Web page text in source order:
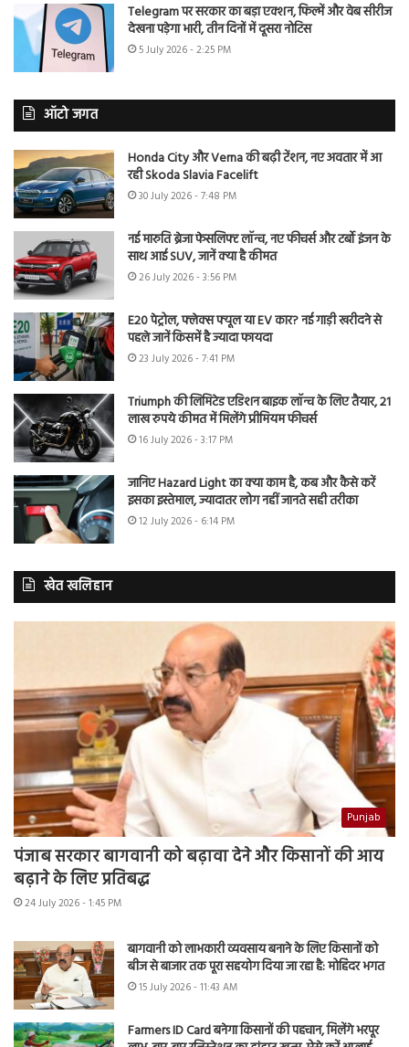
Telegram पर सरकार का बड़ा एक्शन, फिल्में और वेब सीरीज
देखना पड़ेगा भारी, तीन दिनों में दूसरा नोटिस
5 July 2026 - 2:25 PM
ऑटो जगत
Honda City और Verna की बढ़ी टेंशन, नए अवतार में आ
रही Skoda Slavia Facelift
30 July 2026 - 7:48 PM
नई मारुति ब्रेजा फेसलिफ्ट लॉन्च, नए फीचर्स और टर्बो इंजन के
साथ आई SUV, जानें क्या है कीमत
26 July 2026 - 3:56 PM
E20 पेट्रोल, फ्लेक्स फ्यूल या EV कार? नई गाड़ी खरीदने से
पहले जानें किसमें है ज्यादा फायदा
23 July 2026 - 7:41 PM
Triumph की लिमिटेड एडिशन बाइक लॉन्च के लिए तैयार, 21
लाख रुपये कीमत में मिलेंगे प्रीमियम फीचर्स
16 July 2026 - 3:17 PM
जानिए Hazard Light का क्या काम है, कब और कैसे करें
इसका इस्तेमाल, ज्यादातर लोग नहीं जानते सही तरीका
12 July 2026 - 6:14 PM
खेत खलिहान
Punjab
पंजाब सरकार बागवानी को बढ़ावा देने और किसानों की आय
बढ़ाने के लिए प्रतिबद्ध
24 July 2026 - 1:45 PM
बागवानी को लाभकारी व्यवसाय बनाने के लिए किसानों को
बीज से बाजार तक पूरा सहयोग दिया जा रहा है: मोहिंदर भगत
15 July 2026 - 11:43 AM
Farmers ID Card बनेगा किसानों की पहचान, मिलेंगे भरपूर